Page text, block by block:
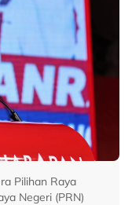
Pilihan Raya
Negeri (PRN)